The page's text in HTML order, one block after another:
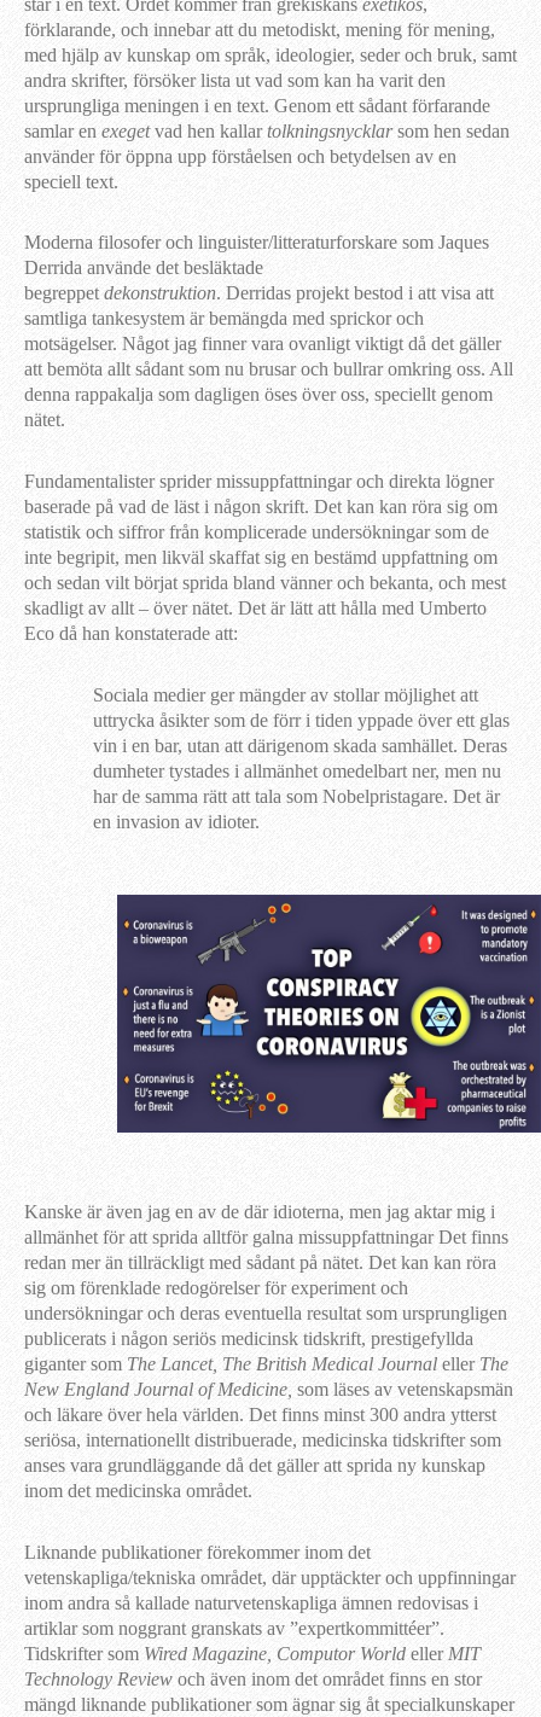
förklarande, och innebar att du metodiskt, mening för mening,
med hjälp av kunskap om språk, ideologier, seder och bruk, samt
andra skrifter, försöker lista ut vad som kan ha varit den
ursprungliga meningen i en text. Genom ett sådant förfarande
samlar en exegetvad hen kallartolkningsnycklarsom hen sedan
använder för öppna upp förståelsen och betydelsen av en
speciell text.
Moderna filosofer och linguister/litteraturforskare som Jaques
Derrida använde det besläktade
begreppet dekonstruktion. Derridas projekt bestod i att visa att
samtliga tankesystem är bemängda med sprickor och
motsägelser. Något jag finner vara ovanligt viktigt då det gäller
att bemöta allt sådant som nu brusar och bullrar omkring oss. All
denna rappakalja som dagligen öses över oss, speciellt genom
nätet.
Fundamentalister sprider missuppfattningar och direkta lögner
baserade på vad de läst i någon skrift. Det kan kan röra sig om
statistik och siffror från komplicerade undersökningar som de
inte begripit, men likväl skaffat sig en bestämd uppfattning om
och sedan vilt börjat sprida bland vänner och bekanta, och mest
skadligt av allt – över nätet. Det är lätt att hålla med Umberto
Eco då han konstaterade att:
Sociala medier ger mängder av stollar möjlighet att
uttrycka åsikter som de förr i tiden yppade över ett glas
vin i en bar, utan att därigenom skada samhället. Deras
dumheter tystades i allmänhet omedelbart ner, men nu
har de samma rätt att tala som Nobelpristagare. Det är
en invasion av idioter.
Kanske är även jag en av de där idioterna, men jag aktar mig i
allmänhet för att sprida alltför galna missuppfattningar Det finns
redan mer än tillräckligt med sådant på nätet. Det kan kan röra
sig om förenklade redogörelser för experiment och
undersökningar och deras eventuella resultat som ursprungligen
publicerats i någon seriös medicinsk tidskrift, prestigefyllda
giganter som The Lancet, The British Medical Journal eller The
New England Journal of Medicine, som läses av vetenskapsmän
och läkare över hela världen. Det finns minst 300 andra ytterst
seriösa, internationellt distribuerade, medicinska tidskrifter som
anses vara grundläggande då det gäller att sprida ny kunskap
inom det medicinska området.
Liknande publikationer förekommer inom det
vetenskapliga/tekniska området, där upptäckter och uppfinningar
inom andra så kallade naturvetenskapliga ämnen redovisas i
artiklar som noggrant granskats av ”expertkommittéer”.
Tidskrifter som Wired Magazine, Computor World eller MIT
Technology Review och även inom det området finns en stor
mängd liknande publikationer som ägnar sig åt specialkunskaper